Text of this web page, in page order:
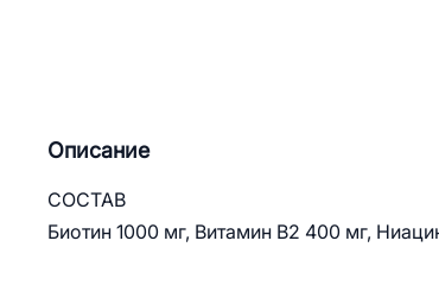
Описание
СОСТАВ
Биотин 1000 мг, Витамин B2 400 мг,